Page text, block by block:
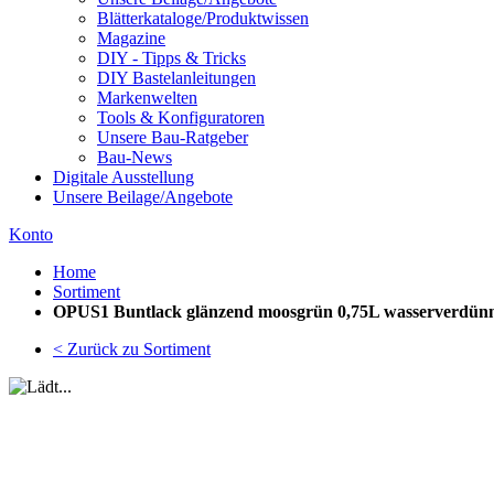
Blätterkataloge/Produktwissen
Magazine
DIY - Tipps & Tricks
DIY Bastelanleitungen
Markenwelten
Tools & Konfiguratoren
Unsere Bau-Ratgeber
Bau-News
Digitale Ausstellung
Unsere Beilage/Angebote
Konto
Home
Sortiment
OPUS1 Buntlack glänzend moosgrün 0,75L
< Zurück zu Sortiment